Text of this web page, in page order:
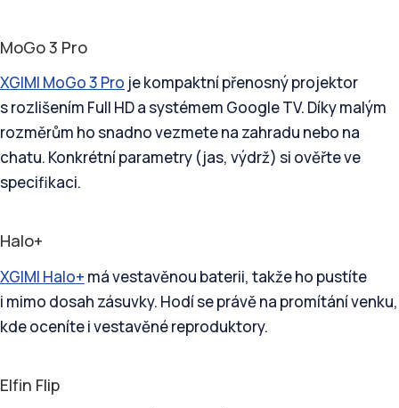
MoGo 3 Pro
XGIMI MoGo 3 Pro je kompaktní přenosný projektor
s rozlišením Full HD a systémem Google TV. Díky malým
rozměrům ho snadno vezmete na zahradu nebo na
chatu. Konkrétní parametry (jas, výdrž) si ověřte ve
specifikaci.
Halo+
XGIMI Halo+ má vestavěnou baterii, takže ho pustíte
i mimo dosah zásuvky. Hodí se právě na promítání venku,
kde oceníte i vestavěné reproduktory.
Elfin Flip